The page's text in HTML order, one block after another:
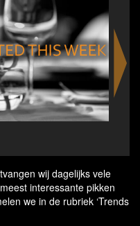
wij dagelijks vele
interessante pikken
we in de rubriek ‘Trends